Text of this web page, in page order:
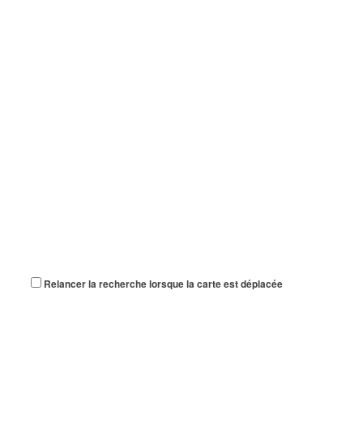
Relancer la recherche lorsque la carte est déplacée